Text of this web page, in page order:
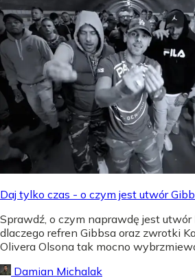
Daj tylko czas - o czym jest utwór
Sprawdź, o czym naprawdę jest utwór
dlaczego refren Gibbsa oraz zwrotki
Olivera Olsona tak mocno
Damian Michalak